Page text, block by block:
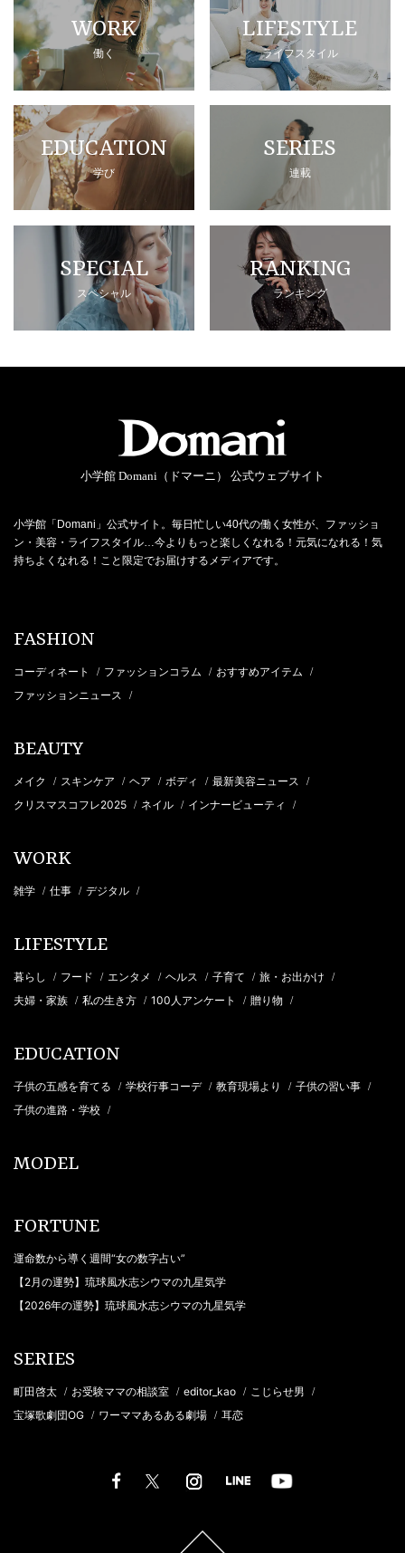
WORK
働く
LIFESTYLE
ライフスタイル
EDUCATION
学び
SERIES
連載
SPECIAL
スペシャル
RANKING
ランキング
小学館 Domani（ドマーニ） 公式ウェブサイト
小学館「Domani」公式サイト。毎日忙しい40代の働く女性が、ファッショ
ン・美容・ライフスタイル…今よりもっと楽しくなれる！元気になれる！気
持ちよくなれる！こと限定でお届けするメディアです。
FASHION
コーディネート / ファッションコラム / おすすめアイテム /
ファッションニュース /
BEAUTY
メイク / スキンケア / ヘア / ボディ / 最新美容ニュース /
クリスマスコフレ2025 / ネイル / インナービューティ /
WORK
雑学 / 仕事 / デジタル /
LIFESTYLE
暮らし / フード / エンタメ / ヘルス / 子育て / 旅・お出かけ /
夫婦・家族 / 私の生き方 / 100人アンケート / 贈り物 /
EDUCATION
子供の五感を育てる / 学校行事コーデ / 教育現場より / 子供の習い事 /
子供の進路・学校 /
MODEL
FORTUNE
運命数から導く週間“女の数字占い”
【2月の運勢】琉球風水志シウマの九星気学
【2026年の運勢】琉球風水志シウマの九星気学
SERIES
町田啓太 / お受験ママの相談室 / editor_kao / こじらせ男 /
宝塚歌劇団OG / ワーママあるある劇場 / 耳恋